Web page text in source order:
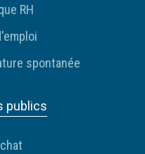
RH
spontanée
publics